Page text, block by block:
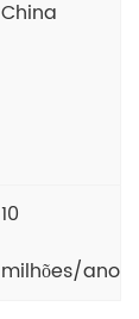
China
10
milhões/ano